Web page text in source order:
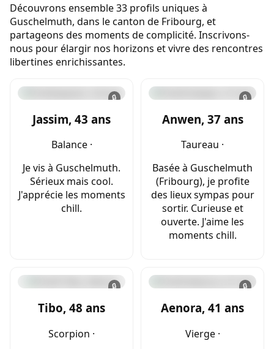
Découvrons ensemble 33 profils uniques à
Guschelmuth, dans le canton de Fribourg, et
partageons des moments de complicité. Inscrivons-
nous pour élargir nos horizons et vivre des rencontres
libertines enrichissantes.
🔒
Jassim, 43 ans
Balance ·
Je vis à Guschelmuth.
Sérieux mais cool.
J'apprécie les moments
chill.
🔒
Anwen, 37 ans
Taureau ·
Basée à Guschelmuth
(Fribourg), je profite
des lieux sympas pour
sortir. Curieuse et
ouverte. J'aime les
moments chill.
🔒
Tibo, 48 ans
Scorpion ·
🔒
Aenora, 41 ans
Vierge ·